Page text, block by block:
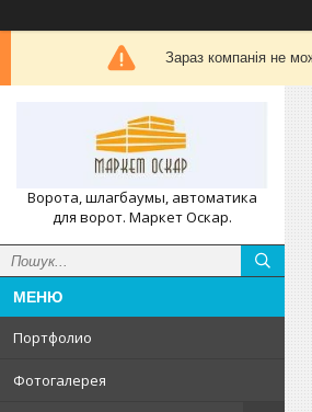
Зараз компанія не
Ворота, шлагбаумы, автоматика
для ворот. Маркет Оскар.
Портфолио
Фотогалерея